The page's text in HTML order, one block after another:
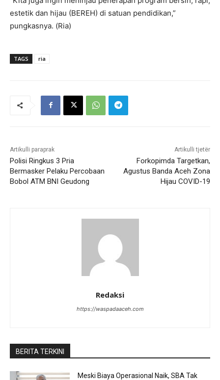
estetik dan hijau (BEREH) di satuan pendidikan,”
pungkasnya. (Ria)
TAGS ria
Artikulli paraprak
Polisi Ringkus 3 Pria
Bermasker Pelaku Percobaan
Bobol ATM BNI Geudong
Artikulli tjetër
Forkopimda Targetkan,
Agustus Banda Aceh Zona
Hijau COVID-19
Redaksi
https://waspadaaceh.com
BERITA TERKINI
Meski Biaya Operasional Naik, SBA Tak